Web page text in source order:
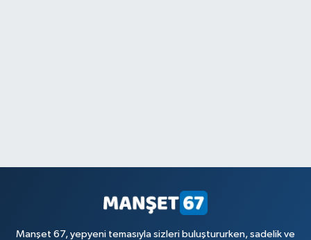
Manşet 67, yepyeni temasıyla sizleri buluştururken, sadelik ve